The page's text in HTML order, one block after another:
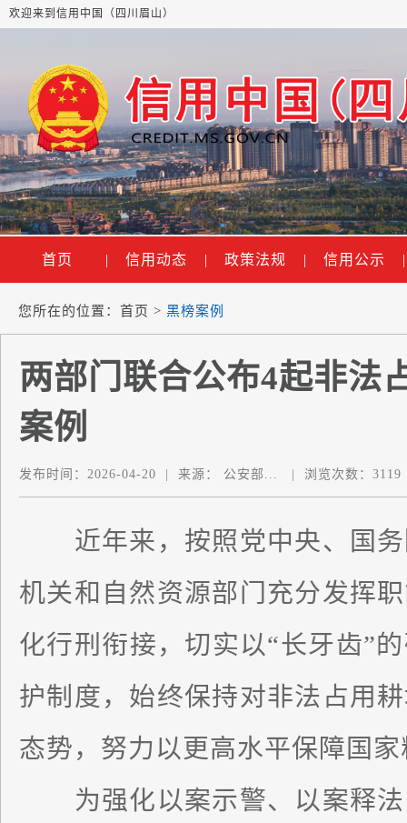
欢迎来到信用中国（四川眉山）
首页 | 信用动态 | 政策法规 | 信用公示 |
您所在的位置： 首页 > 黑榜案例
两部门联合公布4起非法
案例
发布时间： 2026-04-20 来源： 公安部... 浏览次数： 3119
近年来，按照党中央、国务
机关和自然资源部门充分发挥
化行刑衔接，切实以“长牙齿”
护制度，始终保持对非法占用
态势，努力以更高水平保障国
为强化以案示警、以案释法